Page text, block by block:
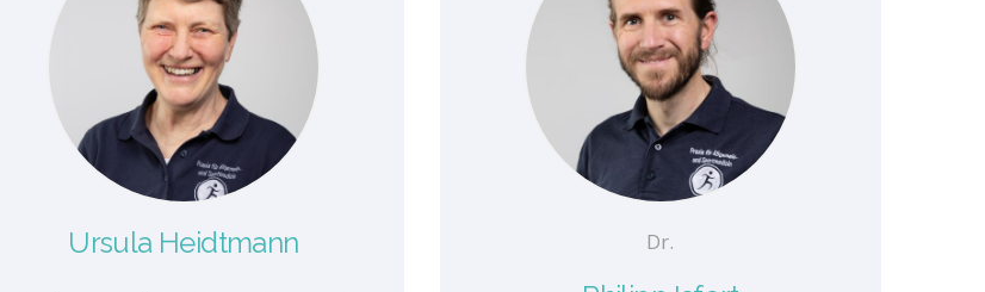
Ursula Heidtmann Dr.